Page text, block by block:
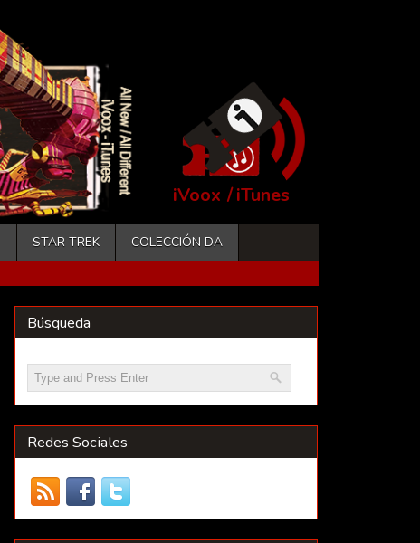
iVoox /iTunes
STAR TREK COLECCIÓN DA
Búsqueda
Redes Sociales